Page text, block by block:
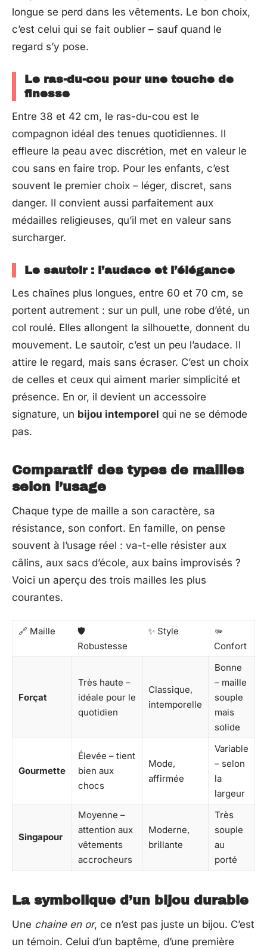
longue se perd dans les vêtements. Le bon choix,
c’est celui qui se fait oublier – sauf quand le
regard s’y pose.
Le ras-du-cou pour une touche de
finesse
Entre 38 et 42 cm, le ras-du-cou est le
compagnon idéal des tenues quotidiennes. Il
effleure la peau avec discrétion, met en valeur le
cou sans en faire trop. Pour les enfants, c’est
souvent le premier choix – léger, discret, sans
danger. Il convient aussi parfaitement aux
médailles religieuses, qu’il met en valeur sans
surcharger.
Le sautoir : l’audace et l’élégance
Les chaînes plus longues, entre 60 et 70 cm, se
portent autrement : sur un pull, une robe d’été, un
col roulé. Elles allongent la silhouette, donnent du
mouvement. Le sautoir, c’est un peu l’audace. Il
attire le regard, mais sans écraser. C’est un choix
de celles et ceux qui aiment marier simplicité et
présence. En or, il devient un accessoire
signature, un bijou intemporel qui ne se démode
pas.
Comparatif des types de mailles
selon l’usage
Chaque type de maille a son caractère, sa
résistance, son confort. En famille, on pense
souvent à l’usage réel : va-t-elle résister aux
câlins, aux sacs d’école, aux bains improvisés ?
Voici un aperçu des trois mailles les plus
courantes.
🔗 Maille
🛡️
Robustesse
✨ Style
🫳
Confort
Forçat
Très haute –
idéale pour le
quotidien
Classique,
intemporelle
Bonne
– maille
souple
mais
solide
Gourmette
Élevée – tient
bien aux
chocs
Mode,
affirmée
Variable
– selon
la
largeur
Singapour
Moyenne –
attention aux
vêtements
accrocheurs
Moderne,
brillante
Très
souple
au
porté
La symbolique d’un bijou durable
Une chaine en or, ce n’est pas juste un bijou. C’est
un témoin. Celui d’un baptême, d’une première